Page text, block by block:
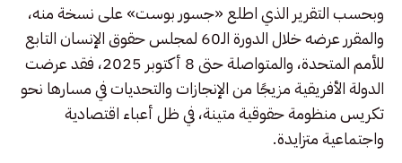
وبحسب التقرير الذي اطلع «جسور بوست» على نسخة منه،
والمقرر عرضه خلال الدورة الـ60 لمجلس حقوق الإنسان التابع
للأمم المتحدة، والمتواصلة حتى 8 أكتوبر 2025، فقد عرضت
الدولة الأفريقية مزيجًا من الإنجازات والتحديات في مسارها نحو
تكريس منظومة حقوقية متينة، في ظل أعباء اقتصادية
واجتماعية متزايدة.